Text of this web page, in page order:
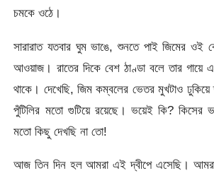
চমকে ওঠে।
সারারাত যতবার ঘুম ভাঙে, শুনতে পাই জিমের ওই
আওয়াজ। রাতের দিকে বেশ ঠাণ্ডা বলে তার
থাকে। দেখেছি, জিম কম্বলের ভেতর মুখটাও ঢুকিয়ে
পুঁটিলির মতো গুটিয়ে রয়েছে। ভয়েই কি? কিসের
মতো কিছু দেখছি না তো!
আজ তিন দিন হল আমরা এই দ্বীপে এসেছি।